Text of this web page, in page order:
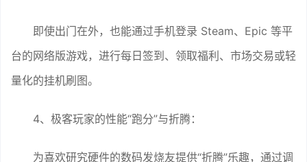
即使出门在外，也能通过手机登录 Steam、Epic 等平
台的网络版游戏，进行每日签到、领取福利、市场交易或轻
量化的挂机刷图。
4、极客玩家的性能“跑分”与折腾：
为喜欢研究硬件的数码发烧友提供“折腾”乐趣，通过调